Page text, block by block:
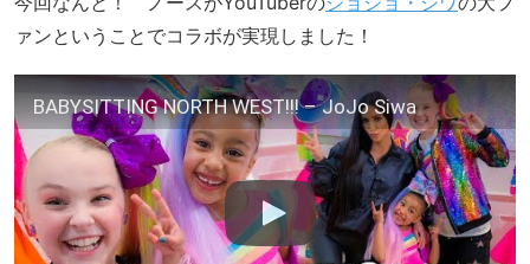
ァンということでコラボが実現しました！
BABYSITTING NORTH WEST!!! – JoJo Siwa